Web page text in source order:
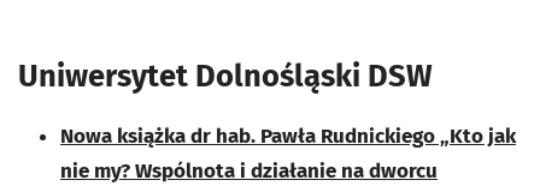
Uniwersytet Dolnośląski DSW
Nowa książka dr hab. Pawła Rudnickiego „Kto jak
nie my? Wspólnota i działanie na dworcu